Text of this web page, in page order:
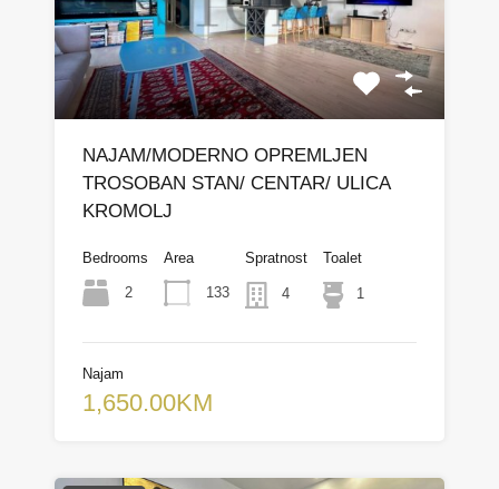
NAJAM/MODERNO OPREMLJEN
TROSOBAN STAN/ CENTAR/ ULICA
KROMOLJ
Bedrooms
2
Area
133
Spratnost
4
Toalet
1
Najam
1,650.00KM